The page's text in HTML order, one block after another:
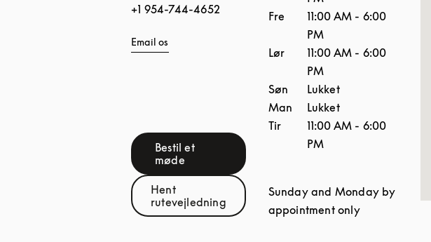
+1 954-744-4652
Email os
Bestil et
møde
Link Opens in New Tab
Hent
rutevejledningLink Opens in New Tab
Fre
11:00 AM - 6:00
PM
Lør
11:00 AM - 6:00
PM
Søn
Lukket
Man
Lukket
Tir
11:00 AM - 6:00
PM
Sunday and Monday by
appointment only